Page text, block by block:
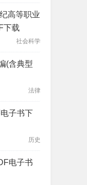
高等职业
下载
社会科学
(含典型
法律
子书下
历史
电子书